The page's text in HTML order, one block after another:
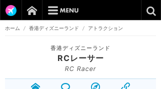
ホーム / 香港ディズニーランド / アトラクション
香港ディズニーランド
RCレーサー
RC Racer